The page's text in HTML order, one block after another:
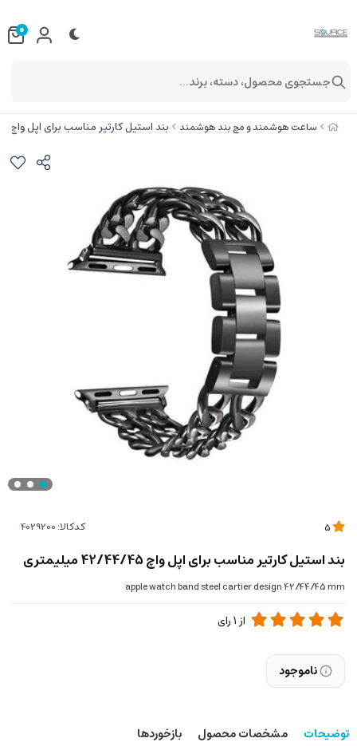
ساعت هوشمند و مچ بند هوشمند بند استیل کارتیر مناسب برای اپل واچ 42/44/45 میلیمتری
کدکالا:
بند استیل کارتیر مناسب برای اپل واچ 42/44/45 میلیمتری
apple watch band steel cartier design 42/44/45 mm
از 1رای
ناموجود
توضیحات مشخصات محصول بازخوردها
0
جستجوی محصول، دسته، برند...